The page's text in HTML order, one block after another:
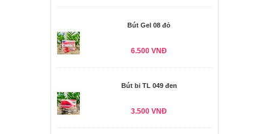
Bút Gel 08 đỏ
6.500 VNĐ
Bút bi TL 049 đen
3.500 VNĐ